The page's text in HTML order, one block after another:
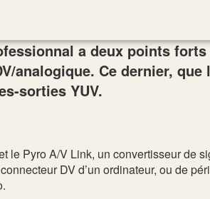
a deux points
analogique. Ce dernier,
sorties YUV.
le Pyro A/V Link, un convertisseur de
DV d’un ordinateur, ou de